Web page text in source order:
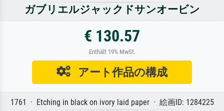
ガブリエルジャックドサンオービン
€ 130.57
Enthält 19% MwSt.
アート作品の構成
1761 · Etching in black on ivory laid paper · 絵画ID: 1284225